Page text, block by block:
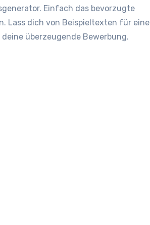
Einfach das bevorzugte
Lass dich von Beispieltexten für eine
überzeugende Bewerbung.